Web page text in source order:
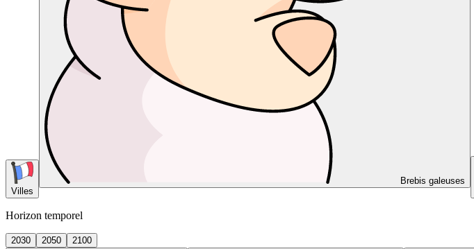
Villes
Brebis galeuses
Horizon temporel
2030 2050
2100